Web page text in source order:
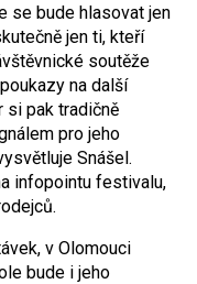
se bude hlasovat jen
jen ti, kteří
soutěže
na další
si pak tradičně
pro jeho
Snášel.
infopointu festivalu,
v Olomouci
bude i jeho